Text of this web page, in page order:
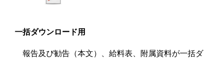
一括ダウンロード用
報告及び勧告（本文）、給料表、附属資料が一括ダ